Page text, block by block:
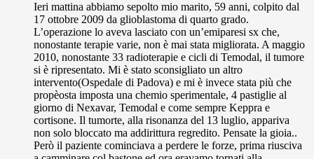
Ieri mattina abbiamo sepolto mio marito, 59 anni, colpito dal
17 ottobre 2009 da glioblastoma di quarto grado.
L’operazione lo aveva lasciato con un’emiparesi sx che,
nonostante terapie varie, non è mai stata migliorata. A maggio
2010, nonostante 33 radioterapie e cicli di Temodal, il tumore
si è ripresentato. Mi è stato sconsigliato un altro
intervento(Ospedale di Padova) e mi è invece stata più che
propèosta imposta una chemio sperimentale, 4 pastiglie al
giorno di Nexavar, Temodal e come sempre Keppra e
cortisone. Il tumorte, alla risonanza del 13 luglio, appariva
non solo bloccato ma addirittura regredito. Pensate la gioia..
Però il paziente cominciava a perdere le forze, prima riusciva